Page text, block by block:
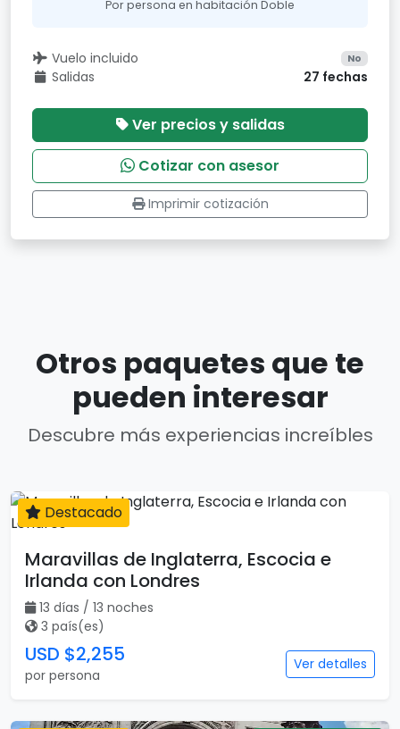
Por persona en habitación Doble
Vuelo incluido No
Salidas 27 fechas
Ver precios y salidas
Cotizar con asesor
Imprimir cotización
Otros paquetes que te
pueden interesar
Descubre más experiencias increíbles
13 días
Destacado
Irlanda con Londres